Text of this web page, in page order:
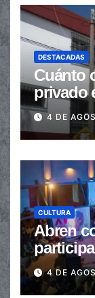
DESTACADAS
Cuánto
privado
de4 DE
CULTURA
Abren
de Salta
4 DE